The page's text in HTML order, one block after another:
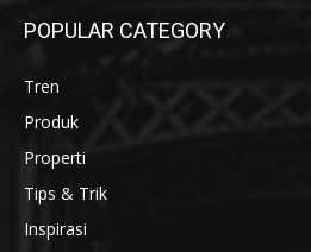
POPULAR CATEGORY
Tren
Produk
Properti
Tips & Trik
Inspirasi